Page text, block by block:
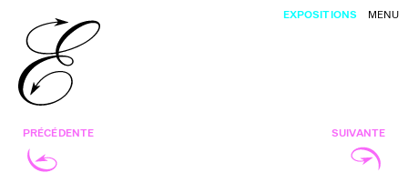
MENU
EXPOSITIONS
PRÉCÉDENTE SUIVANTE